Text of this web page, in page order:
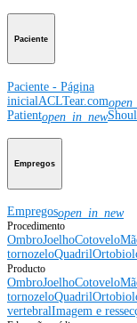
Paciente
Paciente - Página
inicial ACLTear.com
Patientopen_in_new
Empregos
Empregosopen_in_new
Procedimento
OmbroJoelhoCotovelo
tornozeloQuadril
Producto
OmbroJoelhoCotovelo
tornozeloQuadril
vertebralImagem e